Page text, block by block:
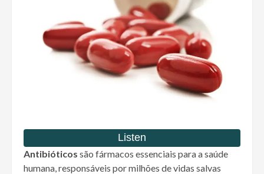
Antibióticos são fármacos essenciais para a saúde
humana, responsáveis por milhões de vidas salvas